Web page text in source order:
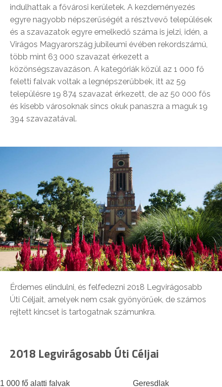
indulhattak a fővárosi kerületek. A kezdeményezés
egyre nagyobb népszerűségét a résztvevő települések
és a szavazatok egyre emelkedő száma is jelzi, idén, a
Virágos Magyarország jubileumi évében rekordszámú,
több mint 63 000 szavazat érkezett a
közönségszavazáson. A kategóriák közül az 1 000 fő
feletti falvak voltak a legnépszerűbbek, itt az 59
településre 19 874 szavazat érkezett, de az 50 000 fős
és kisebb városoknak sincs okuk panaszra a maguk 19
394 szavazatával.
Érdemes elindulni, és felfedezni 2018 Legvirágosabb
Úti Céljait, amelyek nem csak gyönyörűek, de számos
rejtett kincset is tartogatnak számunkra.
2018 Legvirágosabb Úti Céljai
1 000 fő alatti falvak Geresdlak